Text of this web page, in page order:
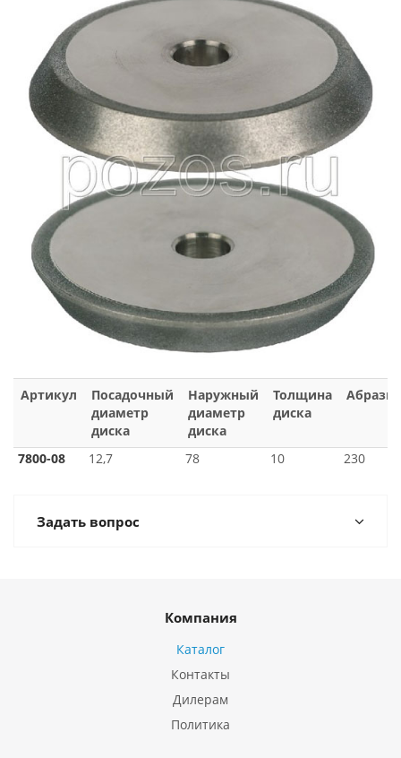
Артикул
Посадочный
диаметр
диска
Наружный
диаметр
диска
Толщина
диска
7800-08 12,7 78 10 230
Задать вопрос
Компания
Каталог
Контакты
Дилерам
Политика